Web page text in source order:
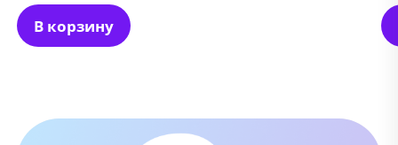
В корзину